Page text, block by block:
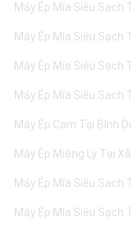
Máy Ép Mía Siêu Sạch
Máy Ép Mía Siêu Sạch
Máy Ép Mía Siêu Sạch
Máy Ép Mía Siêu Sạch
Máy Ép Cam Tại Bình
Máy Ép Miệng Ly Tại
Máy Ép Mía Siêu Sạch
Máy Ép Mía Siêu Sạch